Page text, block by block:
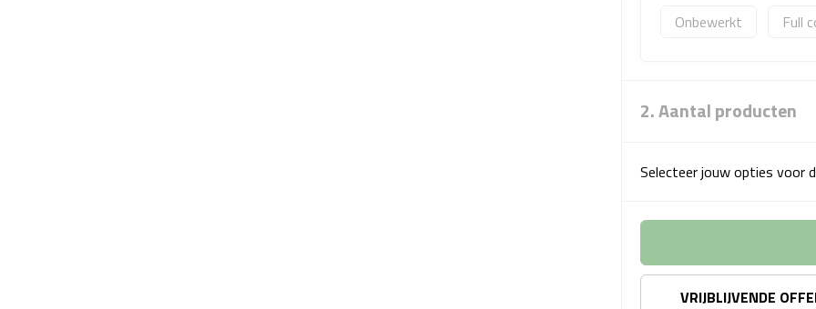
Onbewerkt
Full
2. Aantal producten
Selecteer jouw opties voor
VRIJBLIJVENDE